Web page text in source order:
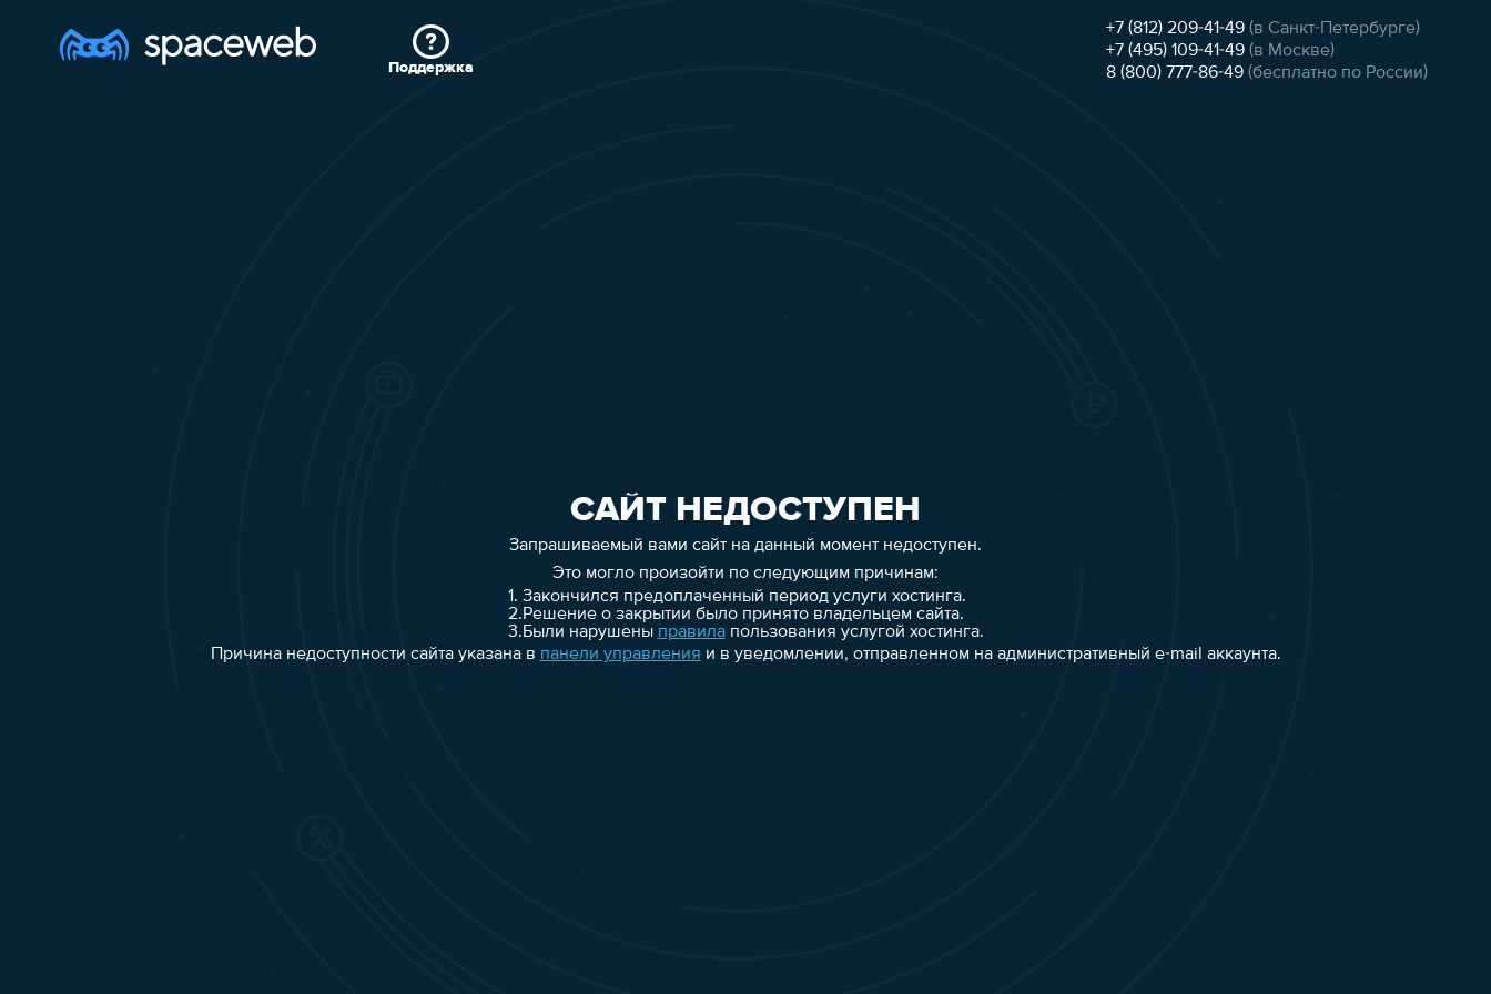
Поддержка
+7 (812) 209-41-49 (в Санкт-Петербурге)
+7 (495) 109-41-49 (в Москве)
8 (800) 777-86-49 (бесплатно по России)
САЙТ НЕДОСТУПЕН
Запрашиваемый вами сайт на данный момент недоступен.
Это могло произойти по следующим причинам:
1. Закончился предоплаченный период услуги хостинга.
2.Решение о закрытии было принято владельцем сайта.
3.Были нарушены правилапользования услугой хостинга.
Причина недоступности сайта указана в панели управления и в уведомлении, отправленном на административный e-mail аккаунта.